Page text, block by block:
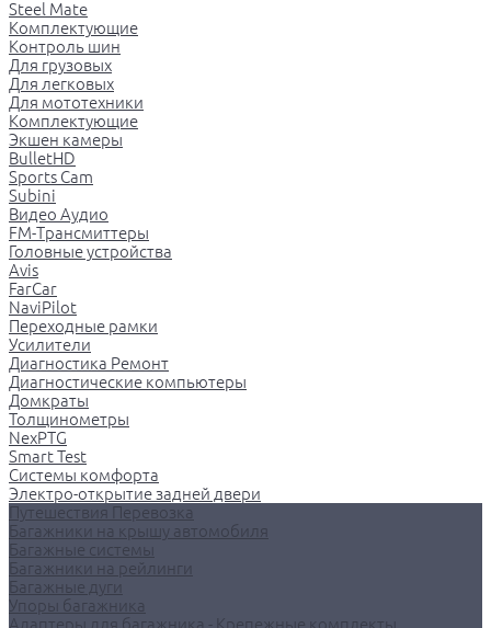
Steel Mate
Комплектующие
Контроль шин
Для грузовых
Для легковых
Для мототехники
Комплектующие
Экшен камеры
BulletHD
Sports Cam
Subini
Видео Аудио
FM-Трансмиттеры
Головные устройства
Avis
FarCar
NaviPilot
Переходные рамки
Усилители
Диагностика Ремонт
Диагностические компьютеры
Домкраты
Толщинометры
NexPTG
Smart Test
Системы комфорта
Электро-открытие задней двери
Путешествия Перевозка
Багажники на крышу автомобиля
Багажные системы
Багажники на рейлинги
Багажные дуги
Упоры багажника
Адаптеры для багажника - Крепежные комплекты